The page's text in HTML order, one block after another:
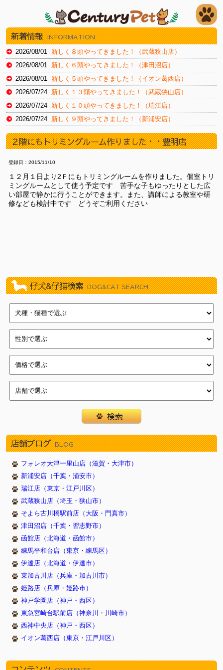
新着情報 INFORMATION
2026/08/01 新しく８頭やってきました！（武蔵狭山店）
2026/08/01 新しく６頭やってきました！（津田沼店）
2026/08/01 新しく５頭やってきました！（イオン葛西店）
2026/07/24 新しく１３頭やってきました！（武蔵狭山店）
2026/07/24 新しく１０頭やってきました！（瑞江店）
2026/07/24 新しく９頭やってきました！（新浦安店）
2026/07/18新しく８頭やってきました！（武蔵狭山店）
2026/07/18新しく８頭やってきました！（津田沼店）
2026/07/18新しく１４頭やってきました！（瑞江店）
2026/07/11 新しく８頭やってきました！（津田沼店）
2026/07/11 新しく１１頭やってきました！（イオン葛西店）
2026/07/11新しく１１頭やってきました！（新浦安店）
2026/06/27新しく８頭やってきました！（新浦安店）
2026/06/20新しく８頭やってきました！（武蔵狭山店）
2026/06/20新しく１５頭やってきました！（新浦安店）
2026/06/13
2026/06/13新しく７頭やってきました！（イオン葛西店）
2026/06/13
2026/06/06新しく６頭やってきました！（津田沼店）
2026/06/06
2026/06/06新しく１４頭やってきました！（瑞江店）
新しく１１頭やってきました！（武蔵狭山店）
2026/05/30新しく１２頭やってきました！（瑞江店）
2026/05/23
新しく８頭やってきました！（津田沼店）
2026/05/16 新しく１１頭やってきました！（武蔵狭山店）
2026/05/16新しく６頭やってきました！（津田沼店）
2026/05/16 新しく７頭やってきました！（イオン葛西店）
2026/05/09新しく７頭やってきました！（武蔵狭山店）
2026/05/09新しく８頭やってきました！（新浦安店）
2026/05/09新しく８頭やってきました！（イオン葛西店）
2026/05/02新しく９頭やってきました！（武蔵狭山店）
2026/05/02新しく９頭やってきました！（瑞江店）
2026/05/02新しく５頭やってきました！（新浦安店）
2026/04/26新しく９頭やってきました！（武蔵狭山店）
2026/04/26 新しく６頭やってきました！（津田沼店）
２階にもトリミングルーム作りました・・豊明店
登録日：2015/11/10
１２月１日より2Ｆにもトリミングルームを作りました。個室トリ
ミングルームとして使う予定です 苦手な子もゆったりとした広
い部屋で静かに行うことができます。また、講師による教室や研
修なども検討中です どうぞご利用ください
仔犬&仔猫検索 DOG&CAT SEARCH
店舗ブログ BLOG
フォレオ大津一里山店（滋賀・大津市）
新浦安店（千葉・浦安市）
瑞江店（東京・江戸川区）
武蔵狭山店（埼玉・狭山市）
そよら古川橋駅前店（大阪・門真市）
津田沼店（千葉・習志野市）
函館店（北海道・函館市）
練馬平和台店（東京・練馬区）
伊達店（北海道・伊達市）
東加古川店（兵庫・加古川市）
姫路店（兵庫・姫路市）
神戸学園店（神戸・西区）
東急宮崎台駅前店（神奈川・川崎市）
西神中央店（神戸・西区）
イオン葛西店（東京・江戸川区）